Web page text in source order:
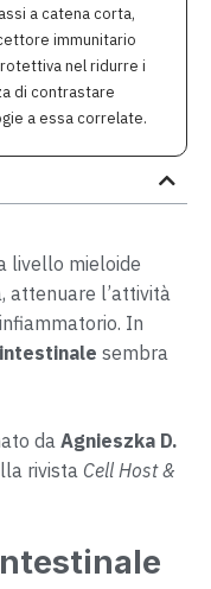
a catena corta,
immunitario
nel ridurre i
di contrastare
a essa correlate.
livello mieloide
attenuare l’attività
In
sembra
da Agnieszka D.
rivista Cell Host &